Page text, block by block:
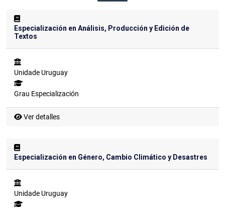
Especialización en Análisis, Producción y Edición de
Textos
Unidade Uruguay
Grau Especialización
Ver detalles
Especialización en Género, Cambio Climático y Desastres
Unidade Uruguay